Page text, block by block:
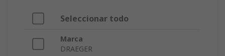
Seleccionar todo
Marca
DRAEGER